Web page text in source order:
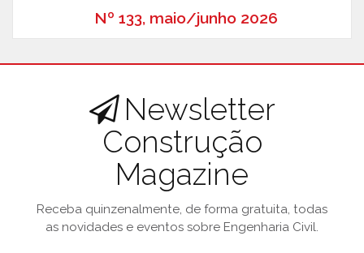
Nº 133, maio/junho 2026
Newsletter
Construção
Magazine
Receba quinzenalmente, de forma gratuita, todas
as novidades e eventos sobre Engenharia Civil.